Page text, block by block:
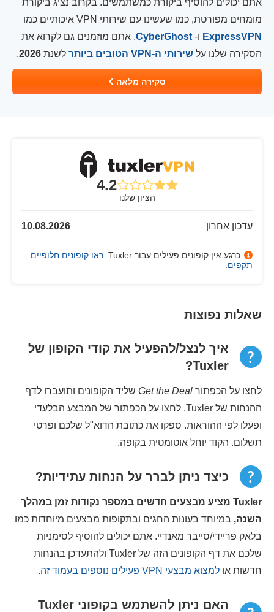
אתם יכולים להוסיף ביקורת כמשתמשים. בקרוב נציג ביקורת
מומחים מפורטת, כמו שעשינו עם שירותי VPN איכותיים כמו
ExpressVPN ו-
. אתם מוזמנים גם לקרוא את
הסקירה שלנו על שירותי ה-VPN הטובים ביותר לשנת 2026
.
סקירה מלאה
4.2
הציון שלנו
עדכון אחרון 10.08.2026
כרגע אין קופונים פעילים עבור Tuxler.
ראו קופונים חלופיים
תקפים
שאלות נפוצות
איך לנצל/להפעיל את קודי הקופון של
Tuxler?
לחצו על הכפתור Get the Deal שליד הקופונים ותועברו לדף
ההנחות של Tuxler. לחצו על הכפתור של המבצע הבלעדי
ופעלו לפי ההוראות. ספקו את כתובת הדוא"ל שלכם ופרטי
תשלום. הקוד יוחל אוטומטית בקופה.
כיצד ניתן לברר על הנחות עתידיות?
Tuxler מציע מבצעים חדשים במספר נקודות זמן במהלך
השנה, במיוחד בעונות החגים ובתקופות מבצעים מיוחדות כמו
בלאק פריידי/סייבר מאנדיי. אתם יכולים להוסיף לסימניות
שלכם את דף הקופונים הזה של Tuxler ולהתעדכן בהנחות
חדשות או למצוא מבצעי VPN פעילים נוספים בעמוד זה .
האם ניתן להשתמש בקופוני Tuxler